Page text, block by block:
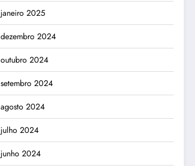
janeiro 2025
dezembro 2024
outubro 2024
setembro 2024
agosto 2024
julho 2024
junho 2024